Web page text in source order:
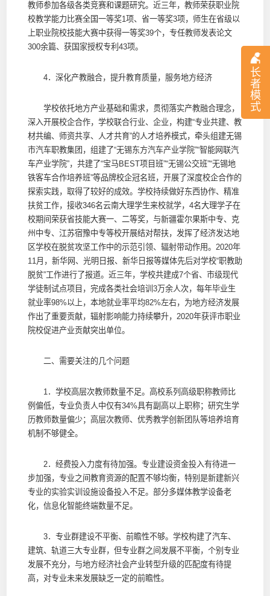
长
者
模
式
教师参加各级各类竞赛和课题研究。近三年，教师荣获职业院
校教学能力比赛全国一等奖1项、省一等奖3项，师生在省级以
上职业院校技能大赛中获得一等奖39个，专任教师发表论文
300余篇、获国家授权专利43项。
4．深化产教融合，提升教育质量，服务地方经济
学校依托地方产业基础和需求，贯彻落实产教融合理念，
深入开展校企合作，学校联合行业、企业，构建“专业共建、教
材共编、师资共享、人才共育”的人才培养模式，牵头组建无锡
市汽车职教集团，组建了“无锡东方汽车产业学院”“智能网联汽
车产业学院”，共建了“宝马BEST项目班”“无锡公交班”“无锡地
铁客车合作培养班”等品牌校企冠名班，开展了深度校企合作的
探索实践，取得了较好的成效。学校持续做好东西协作、精准
扶贫工作，接收346名云南大理学生来校就学，4名大理学子在
校期间荣获省技能大赛一、二等奖，与新疆霍尔果斯中专、克
州中专、江苏宿豫中专等校开展结对帮扶，发挥了经济发达地
区学校在脱贫攻坚工作中的示范引领、辐射带动作用。2020年
11月，新华网、光明日报、新华日报等媒体先后对学校“职教助
脱贫”工作进行了报道。近三年，学校共建成7个省、市级现代
学徒制试点项目，完成各类社会培训3万余人次，每年毕业生
就业率98%以上，本地就业率平均82%左右，为地方经济发展
作出了重要贡献，辐射影响能力持续攀升，2020年获评市职业
院校促进产业贡献突出单位。
二、需要关注的几个问题
1．学校高层次教师数量不足。高校系列高级职称教师比
例偏低，专业负责人中仅有34%具有副高以上职称；研究生学
历教师数量偏少；高层次教师、优秀教学创新团队等培养培育
机制不够健全。
2．经费投入力度有待加强。专业建设资金投入有待进一
步加强，专业之间教育资源的配置不够均衡，特别是新建新兴
专业的实验实训设施设备投入不足。部分多媒体教学设备老
化，信息化智能终端数量不足。
3．专业群建设不平衡、前瞻性不够。学校构建了汽车、
建筑、轨道三大专业群，但专业群之间发展不平衡，个别专业
发展不充分，与地方经济社会产业转型升级的匹配度有待提
高，对专业未来发展缺乏一定的前瞻性。